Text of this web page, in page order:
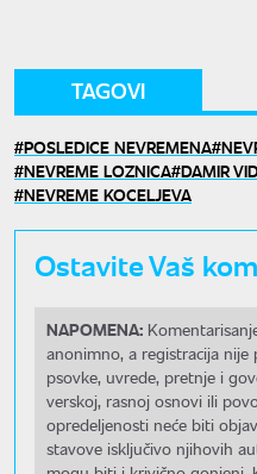
TAGOVI
POSLEDICE NEVREMENA
NEVREME LOZNICA DAMIR
NEVREME KOCELJEVA
Ostavite Vaš
NAPOMENA:
anonimno, a registracija
psovke, uvrede, pretnje i
verskoj, rasnoj osnovi ili
opredeljenosti neće biti
stavove isključivo njihovih